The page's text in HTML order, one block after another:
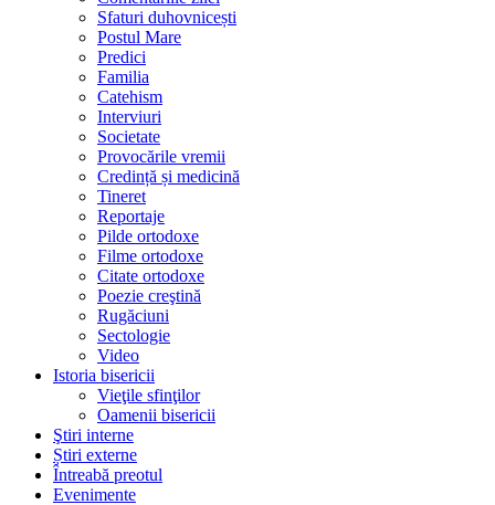
Sfaturi duhovnicești
Postul Mare
Predici
Familia
Catehism
Interviuri
Societate
Provocările vremii
Credință și medicină
Tineret
Reportaje
Pilde ortodoxe
Filme ortodoxe
Citate ortodoxe
Poezie creştină
Rugăciuni
Sectologie
Video
Istoria bisericii
Vieţile sfinţilor
Oamenii bisericii
Ştiri interne
Știri externe
Întreabă preotul
Evenimente